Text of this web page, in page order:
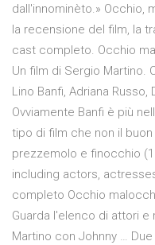
dall'innominèto.» Occhio,
la recensione del film, la
cast completo. Occhio
Un film di Sergio Martino.
Lino Banfi, Adriana
Ovviamente Banfi è più
tipo di film che non il
prezzemolo e finocchio
including actors,
completo Occhio
Guarda l'elenco di attori
Martino con Johnny …